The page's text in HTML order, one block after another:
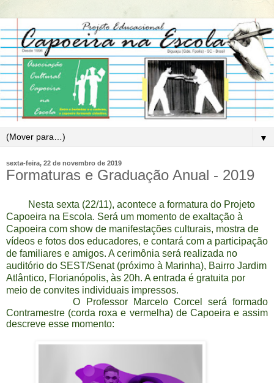
▼
sexta-feira, 22 de novembro de 2019
Formaturas e Graduação Anual - 2019
Nesta sexta (22/11), acontece a formatura do Projeto
Capoeira na Escola. Será um momento de exaltação à
Capoeira com show de manifestações culturais, mostra de
vídeos e fotos dos educadores, e contará com a participação
de familiares e amigos. A cerimônia será realizada no
auditório do SEST/Senat (próximo à Marinha), Bairro Jardim
Atlântico, Florianópolis, às 20h. A entrada é gratuita por
meio de convites individuais impressos.
O Professor Marcelo Corcel será formado
Contramestre (corda roxa e vermelha) de Capoeira e assim
descreve esse momento: